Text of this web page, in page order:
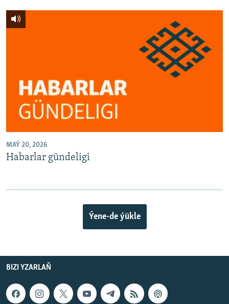
MAÝ 20, 2026
Habarlar gündeligi
Ýene-de ýükle
BIZI YZARLAŇ